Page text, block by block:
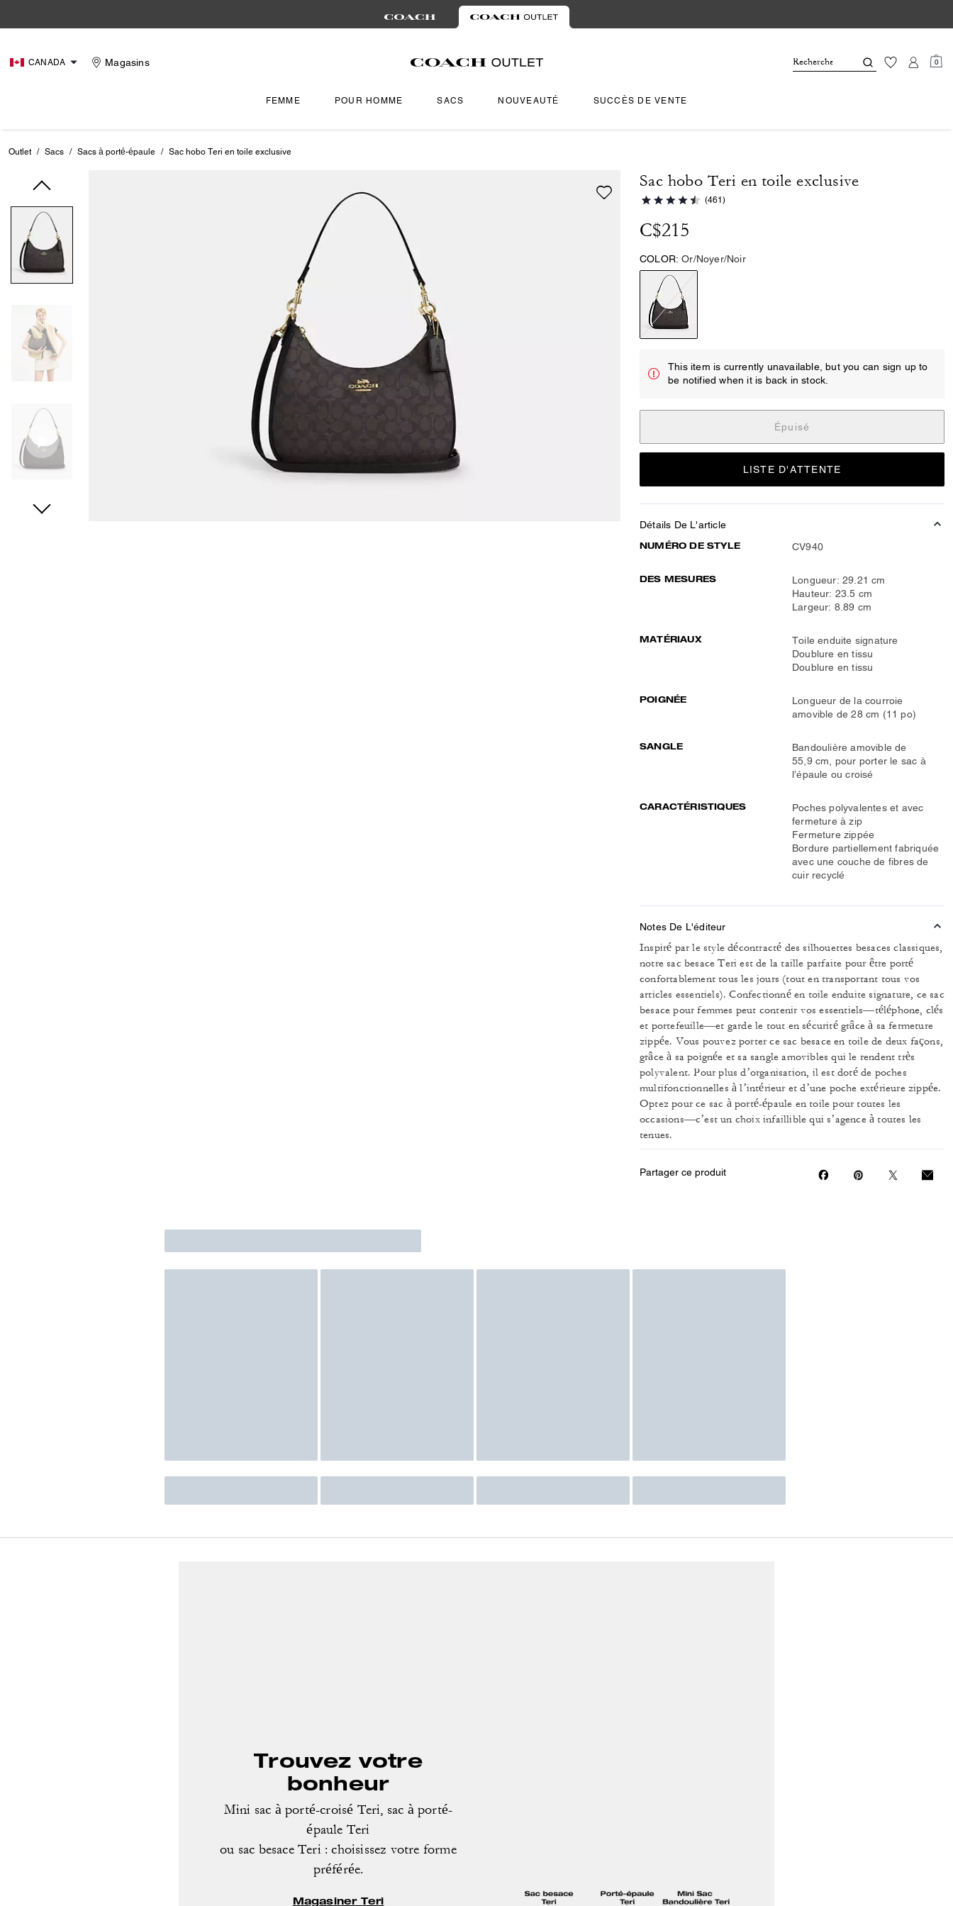
CANADA Magasins 0
FEMME POUR HOMME SACS NOUVEAUTÉ SUCCÈS DE VENTE
Outlet / Sacs / Sacs à porté-épaule / Sac hobo Teri en toile exclusive
Sac hobo Teri en toile exclusive
(461)
C$215
COLOR: Or/Noyer/Noir
This item is currently unavailable, but you can sign up to
be notified when it is back in stock.
Épuisé
LISTE D'ATTENTE
Détails De L'article
NUMÉRO DE STYLE CV940
DES MESURES
Longueur: 29.21 cm
Hauteur: 23.5 cm
Largeur: 8.89 cm
MATÉRIAUX
Toile enduite signature
Doublure en tissu
Doublure en tissu
POIGNÉE
Longueur de la courroie
amovible de 28 cm (11 po)
SANGLE
Bandoulière amovible de
55,9 cm, pour porter le sac à
l’épaule ou croisé
CARACTÉRISTIQUES
Poches polyvalentes et avec
fermeture à zip
Fermeture zippée
Bordure partiellement fabriquée
avec une couche de fibres de
cuir recyclé
Notes De L'éditeur
Inspiré par le style décontracté des silhouettes besaces classiques,
notre sac besace Teri est de la taille parfaite pour être porté
confortablement tous les jours (tout en transportant tous vos
articles essentiels). Confectionné en toile enduite signature, ce sac
besace pour femmes peut contenir vos essentiels—téléphone, clés
et portefeuille—et garde le tout en sécurité grâce à sa fermeture
zippée. Vous pouvez porter ce sac besace en toile de deux façons,
grâce à sa poignée et sa sangle amovibles qui le rendent très
polyvalent. Pour plus d’organisation, il est doté de poches
multifonctionnelles à l’intérieur et d’une poche extérieure zippée.
Optez pour ce sac à porté-épaule en toile pour toutes les
occasions—c’est un choix infaillible qui s’agence à toutes les
tenues.
Partager ce produit
Trouvez votre
bonheur
Mini sac à porté-croisé Teri, sac à porté-
épaule Teri
ou sac besace Teri : choisissez votre forme
préférée.
Magasiner Teri